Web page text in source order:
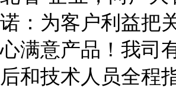
诺：为客户利益把
心满意产品！我司
后和技术人员全程